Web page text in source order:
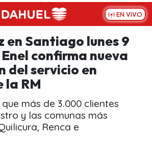
EN VIVO
en Santiago lunes 9
confirma nueva
del servicio en
la RM
más de 3.000 clientes
y las comunas más
Renca e